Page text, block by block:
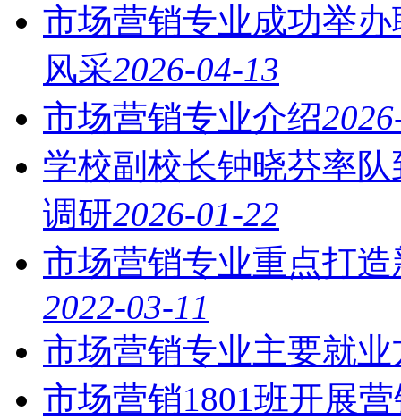
市场营销专业成功举
风采2026-04-13
市场营销专业介绍
学校副校长钟晓芬率
调研2026-01-22
市场营销专业重点打
2022-03-11
市场营销专业主要就业
市场营销1801班开展